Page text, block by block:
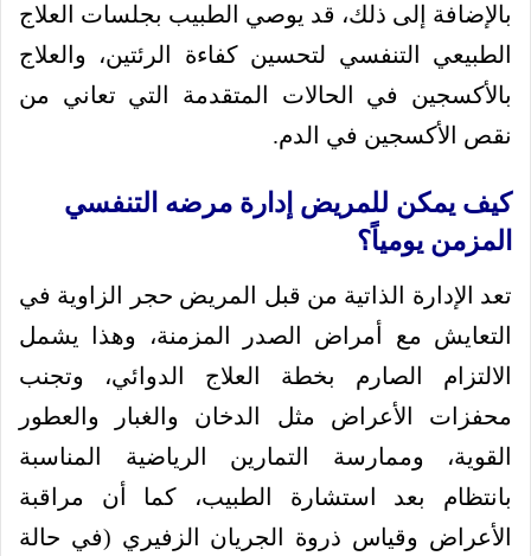
بالإضافة إلى ذلك، قد يوصي الطبيب بجلسات العلاج
الطبيعي التنفسي لتحسين كفاءة الرئتين، والعلاج
بالأكسجين في الحالات المتقدمة التي تعاني من
نقص الأكسجين في الدم.
كيف يمكن للمريض إدارة مرضه التنفسي
المزمن يومياً؟
تعد الإدارة الذاتية من قبل المريض حجر الزاوية في
التعايش مع أمراض الصدر المزمنة، وهذا يشمل
الالتزام الصارم بخطة العلاج الدوائي، وتجنب
محفزات الأعراض مثل الدخان والغبار والعطور
القوية، وممارسة التمارين الرياضية المناسبة
بانتظام بعد استشارة الطبيب، كما أن مراقبة
الأعراض وقياس ذروة الجريان الزفيري (في حالة